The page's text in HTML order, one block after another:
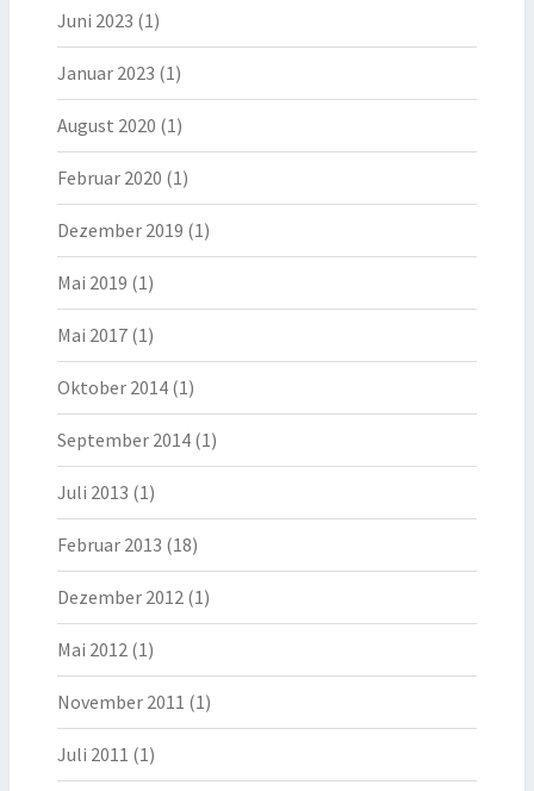
Juni 2023 (1)
Januar 2023 (1)
August 2020 (1)
Februar 2020 (1)
Dezember 2019 (1)
Mai 2019 (1)
Mai 2017 (1)
Oktober 2014 (1)
September 2014 (1)
Juli 2013 (1)
Februar 2013 (18)
Dezember 2012 (1)
Mai 2012 (1)
November 2011 (1)
Juli 2011 (1)